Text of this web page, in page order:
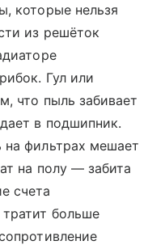
которые нельзя
из решёток
Гул или
что пыль забивает
в подшипник.
фильтрах мешает
на полу — забита
счета
больше